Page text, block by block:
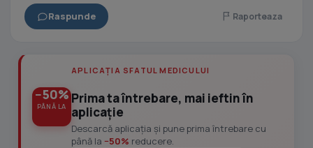
Raspunde Raporteaza
−50%
PÂNĂ LA
APLICAȚIA SFATUL MEDICULUI
Prima ta întrebare, mai ieftin în
aplicație
Descarcă aplicația și pune prima întrebare cu
până la −50% reducere.